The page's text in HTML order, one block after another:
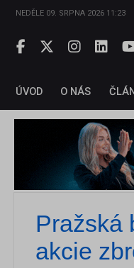
NEDĚLE 09. SRPNA 2026 11:23
ÚVOD O NÁS
Pražská
akcie